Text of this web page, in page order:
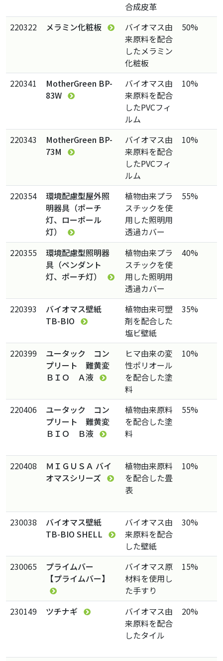
合成皮革
220322
メラミン化粧板
バイオマス由
来原料を配合
したメラミン
化粧板
50%
220341
MotherGreen BP-
83W
バイオマス由
来原料を配合
したPVCフィ
ルム
10%
220343
MotherGreen BP-
73M
バイオマス由
来原料を配合
したPVCフィ
ルム
10%
220354
環境配慮型屋外照
明器具（ポーチ
灯、ローポール
灯）
植物由来プラ
スチックを使
用した照明用
透過カバー
55%
220355
環境配慮型照明器
具（ペンダント
灯、ポーチ灯）
植物由来プラ
スチックを使
用した照明用
透過カバー
40%
220393
バイオマス壁紙
TB-BIO
植物由来可塑
剤を配合した
塩ビ壁紙
35%
220399
ユータック コン
プリート 難黄変
ＢＩＯ Ａ液
ヒマ由来の変
性ポリオール
を配合した塗
料
10%
220406
ユータック コン
プリート 難黄変
ＢＩＯ Ｂ液
植物由来原料
を配合した塗
料
55%
220408
ＭＩＧＵＳＡ バイ
オマスシリーズ
植物由来原料
を配合した畳
表
10%
230038
バイオマス壁紙
TB-BIO SHELL
バイオマス由
来原料を配合
した壁紙
30%
230065
プライムバー
【プライムバー】
バイオマス原
材料を使用し
た手すり
15%
230149 ツチナギ
バイオマス由
来原料を配合
したタイル
20%